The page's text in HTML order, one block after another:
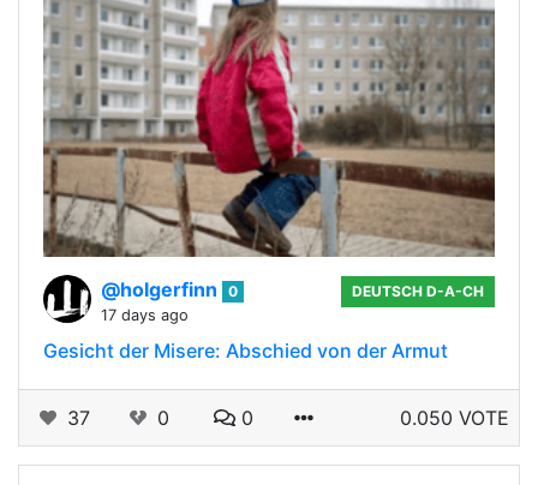
@holgerfinn
0
17 days ago
DEUTSCH D-A-CH
Gesicht der Misere: Abschied von der Armut
37 0 0 0.050 VOTE